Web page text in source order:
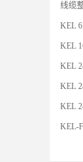
线缆
KEL
KEL
KEL
KEL
KEL
KEL-